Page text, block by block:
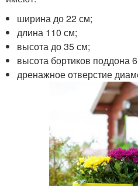
ширина до 22 см;
длина 110 см;
высота до 35 см;
высота бортиков поддона
дренажное отверстие